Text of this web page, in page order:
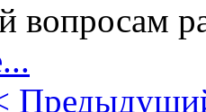
вопросам